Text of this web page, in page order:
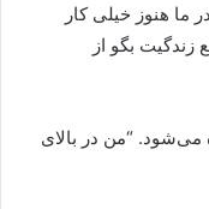
ما هنوز خیلی کار
بگو از
می‌شود. “من در بالای